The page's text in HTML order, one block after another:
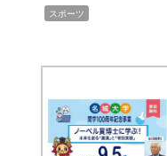
スポーツ